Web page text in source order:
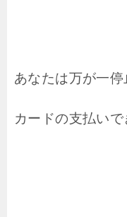
あなたは万が一停
カードの支払いで